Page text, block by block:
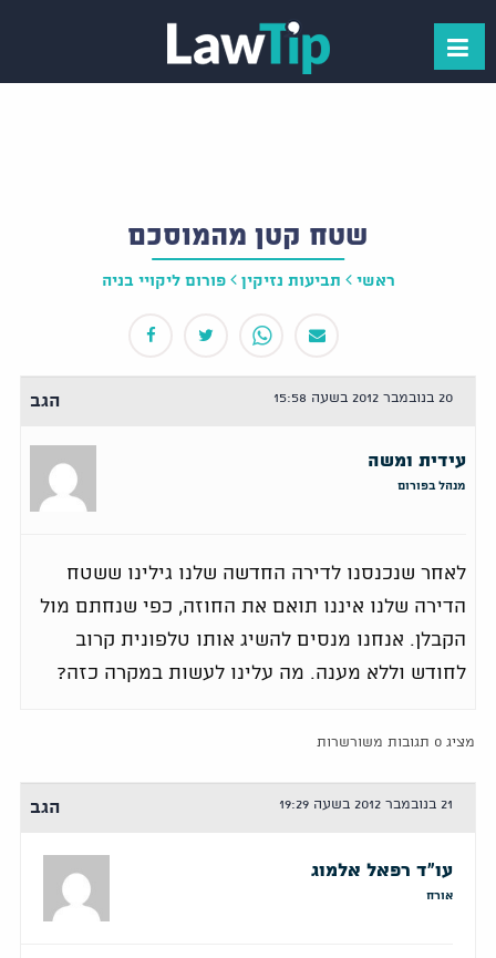
שטח קטן מהמוסכם
ראשי תביעות נזיקין פורום ליקויי בניה
20 בנובמבר 2012 בשעה 15:58 הגב
עידית ומשה
מנהל בפורום
לאחר שנכנסנו לדירה החדשה שלנו גילינו ששטח
הדירה שלנו איננו תואם את החוזה, כפי שנחתם מול
הקבלן. אנחנו מנסים להשיג אותו טלפונית קרוב
לחודש וללא מענה. מה עלינו לעשות במקרה כזה?
מציג 0 תגובות משורשרות
21 בנובמבר 2012 בשעה 19:29 הגב
עו"ד רפאל אלמוג
אורח